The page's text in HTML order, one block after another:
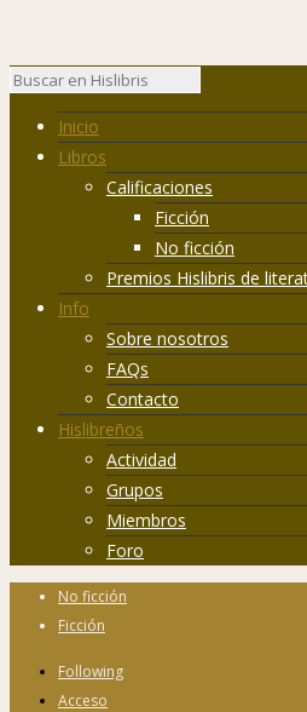
Inicio
Libros
Calificaciones
Ficción
No ficción
Premios Hislibris de
Info
Sobre nosotros
FAQs
Contacto
Hislibreños
Actividad
Grupos
Miembros
Foro
No ficción
Ficción
Following
Acceso